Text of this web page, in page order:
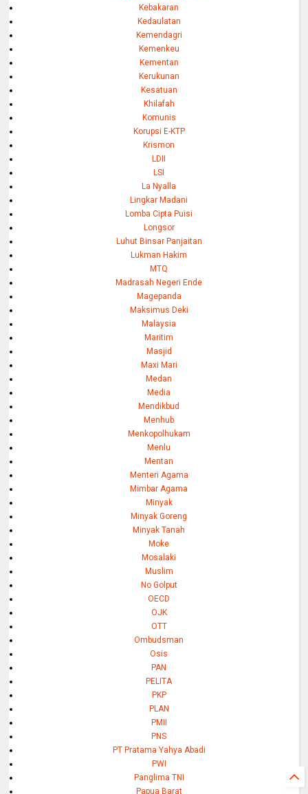
Kebakaran
Kedaulatan
Kemendagri
Kemenkeu
Kementan
Kerukunan
Kesatuan
Khilafah
Komunis
Korupsi E-KTP
Krismon
LDII
LSI
La Nyalla
Lingkar Madani
Lomba Cipta Puisi
Longsor
Luhut Binsar Panjaitan
Lukman Hakim
MTQ
Madrasah Negeri Ende
Magepanda
Maksimus Deki
Malaysia
Maritim
Masjid
Maxi Mari
Medan
Media
Mendikbud
Menhub
Menkopolhukam
Menlu
Mentan
Menteri Agama
Mimbar Agama
Minyak
Minyak Goreng
Minyak Tanah
Moke
Mosalaki
Muslim
No Golput
OECD
OJK
OTT
Ombudsman
Osis
PAN
PELITA
PKP
PLAN
PMII
PNS
PT Pratama Yahya Abadi
PWI
Panglima TNI
Papua Barat